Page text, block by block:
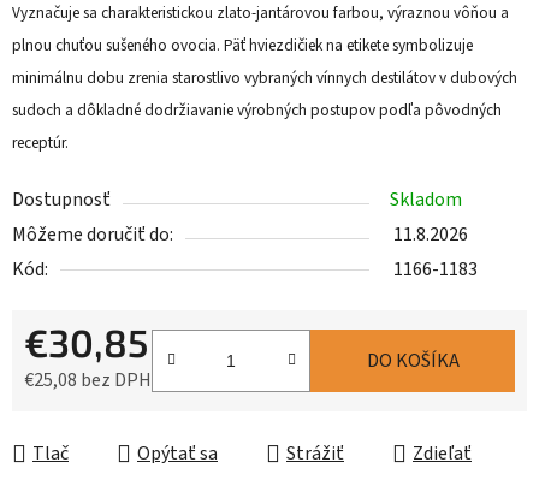
Vyznačuje sa charakteristickou zlato-jantárovou farbou, výraznou vôňou a
plnou chuťou sušeného ovocia. Päť hviezdičiek na etikete symbolizuje
minimálnu dobu zrenia starostlivo vybraných vínnych destilátov v dubových
sudoch a dôkladné dodržiavanie výrobných postupov podľa pôvodných
receptúr.
Dostupnosť
Skladom
Môžeme doručiť do:
11.8.2026
Kód:
1166-1183
€30,85
€25,08 bez DPH
DO KOŠÍKA
Tlač Opýtať sa Strážiť Zdieľať